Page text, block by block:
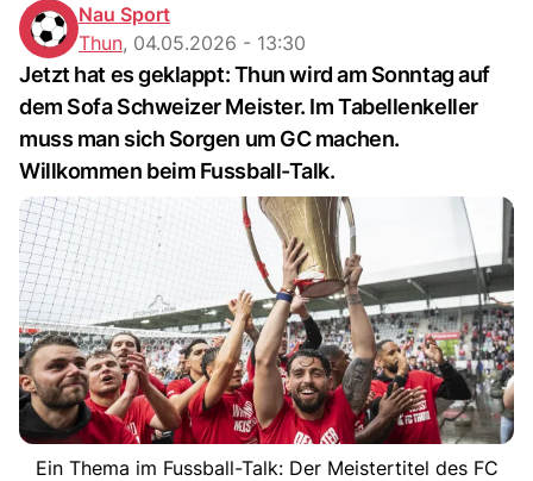
Nau Sport
Thun, 04.05.2026 - 13:30
Jetzt hat es geklappt: Thun wird am Sonntag auf
dem Sofa Schweizer Meister. Im Tabellenkeller
muss man sich Sorgen um GC machen.
Willkommen beim Fussball-Talk.
Ein Thema im Fussball-Talk: Der Meistertitel des FC